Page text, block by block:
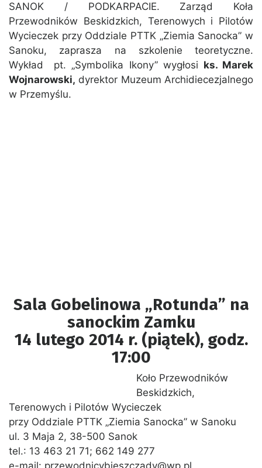
SANOK / PODKARPACIE. Zarząd Koła
Przewodników Beskidzkich, Terenowych i Pilotów
Wycieczek przy Oddziale PTTK „Ziemia Sanocka” w
Sanoku, zaprasza na szkolenie teoretyczne.
Wykład pt. „Symbolika Ikony” wygłosi ks. Marek
Wojnarowski, dyrektor Muzeum Archidiecezjalnego
w Przemyślu.
Sala Gobelinowa „Rotunda” na
sanockim Zamku
14 lutego 2014 r. (piątek), godz.
17:00
Koło Przewodników
Beskidzkich,
Terenowych i Pilotów Wycieczek
przy Oddziale PTTK „Ziemia Sanocka” w Sanoku
ul. 3 Maja 2, 38-500 Sanok
tel.: 13 463 21 71; 662 149 277